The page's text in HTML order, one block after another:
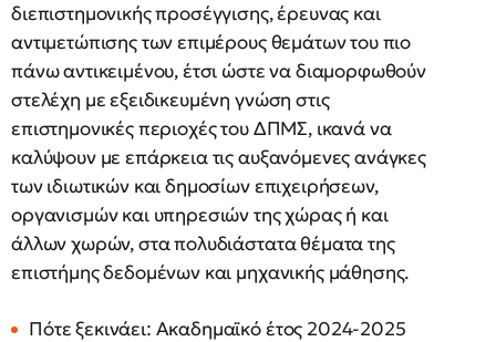
διεπιστημονικής προσέγγισης, έρευνας και
αντιμετώπισης των επιμέρους θεμάτων του πιο
πάνω αντικειμένου, έτσι ώστε να διαμορφωθούν
στελέχη με εξειδικευμένη γνώση στις
επιστημονικές περιοχές του ΔΠΜΣ, ικανά να
καλύψουν με επάρκεια τις αυξανόμενες ανάγκες
των ιδιωτικών και δημοσίων επιχειρήσεων,
οργανισμών και υπηρεσιών της χώρας ή και
άλλων χωρών, στα πολυδιάστατα θέματα της
επιστήμης δεδομένων και μηχανικής μάθησης.
Πότε ξεκινάει: Aκαδημαϊκό έτος 2024-2025